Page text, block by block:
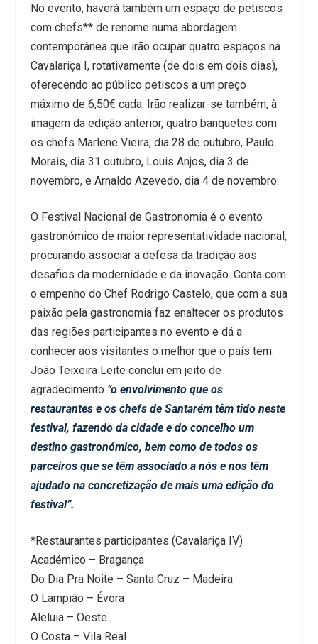
No evento, haverá também um espaço de petiscos
com chefs** de renome numa abordagem
contemporânea que irão ocupar quatro espaços na
Cavalariça I, rotativamente (de dois em dois dias),
oferecendo ao público petiscos a um preço
máximo de 6,50€ cada. Irão realizar-se também, à
imagem da edição anterior, quatro banquetes com
os chefs Marlene Vieira, dia 28 de outubro, Paulo
Morais, dia 31 outubro, Louis Anjos, dia 3 de
novembro, e Arnaldo Azevedo, dia 4 de novembro.
O Festival Nacional de Gastronomia é o evento
gastronómico de maior representatividade nacional,
procurando associar a defesa da tradição aos
desafios da modernidade e da inovação. Conta com
o empenho do Chef Rodrigo Castelo, que com a sua
paixão pela gastronomia faz enaltecer os produtos
das regiões participantes no evento e dá a
conhecer aos visitantes o melhor que o país tem.
João Teixeira Leite conclui em jeito de
agradecimento “o envolvimento que os
restaurantes e os chefs de Santarém têm tido neste
festival, fazendo da cidade e do concelho um
destino gastronómico, bem como de todos os
parceiros que se têm associado a nós e nos têm
ajudado na concretização de mais uma edição do
festival”.
*Restaurantes participantes (Cavalariça IV)
Académico – Bragança
Do Dia Pra Noite – Santa Cruz – Madeira
O Lampião – Évora
Aleluia – Oeste
O Costa – Vila Real